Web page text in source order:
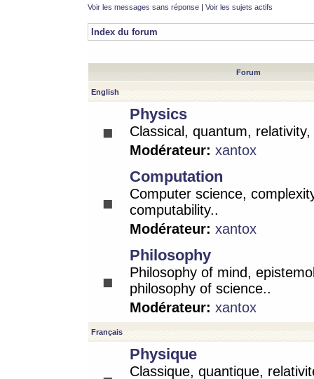
Voir les messages sans réponse | Voir les sujets actifs
Index du forum
Forum
English
Physics
Classical, quantum,
Modérateur: xantox
Computation
Computer science,
computability..
Modérateur: xantox
Philosophy
Philosophy of mind,
philosophy of science..
Modérateur: xantox
Français
Physique
Classique, quantique,